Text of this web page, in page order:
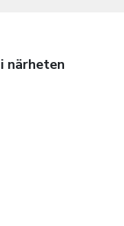
närheten